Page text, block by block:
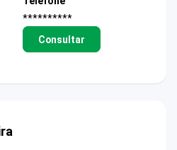
**********
Consultar